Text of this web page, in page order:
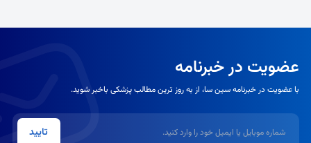
عضویت در خبرنامه
با عضویت در خبرنامه سین سا، از به روز ترین مطالب پزشکی باخبر شوید.
شماره موبایل یا ایمیل
تایید